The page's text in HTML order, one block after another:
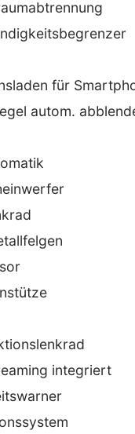
für
autom.
integriert